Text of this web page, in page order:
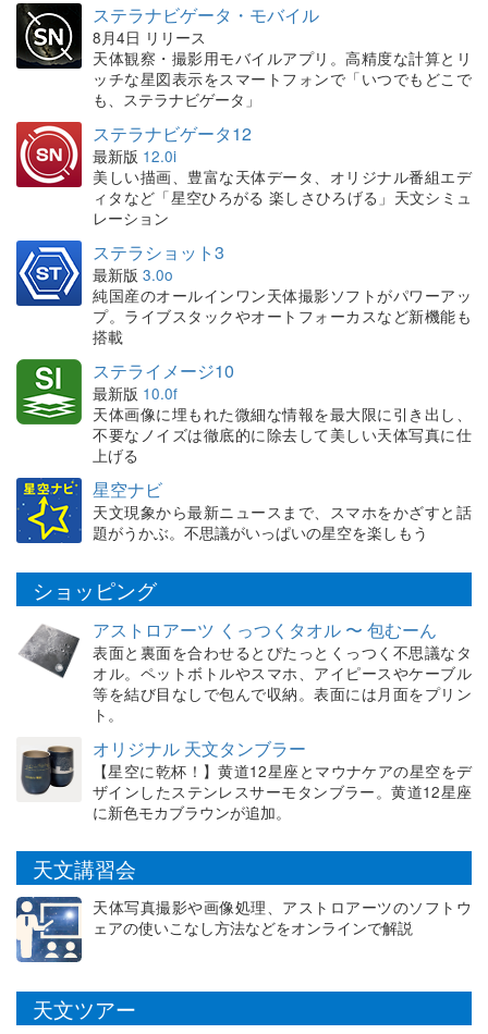
ステラナビゲータ・モバイル
8月4日 リリース
天体観察・撮影用モバイルアプリ。高精度な計算とリ
ッチな星図表示をスマートフォンで「いつでもどこで
も、ステラナビゲータ」
ステラナビゲータ12
最新版 12.0i
美しい描画、豊富な天体データ、オリジナル番組エデ
ィタなど「星空ひろがる 楽しさひろげる」天文シミュ
レーション
ステラショット3
最新版 3.0o
純国産のオールインワン天体撮影ソフトがパワーアッ
プ。ライブスタックやオートフォーカスなど新機能も
搭載
ステライメージ10
最新版 10.0f
天体画像に埋もれた微細な情報を最大限に引き出し、
不要なノイズは徹底的に除去して美しい天体写真に仕
上げる
星空ナビ
天文現象から最新ニュースまで、スマホをかざすと話
題がうかぶ。不思議がいっぱいの星空を楽しもう
ショッピング
アストロアーツ くっつくタオル 〜 包むーん
表面と裏面を合わせるとぴたっとくっつく不思議なタ
オル。ペットボトルやスマホ、アイピースやケーブル
等を結び目なしで包んで収納。表面には月面をプリン
ト。
オリジナル 天文タンブラー
【星空に乾杯！】黄道12星座とマウナケアの星空をデ
ザインしたステンレスサーモタンブラー。黄道12星座
に新色モカブラウンが追加。
天文講習会
天体写真撮影や画像処理、アストロアーツのソフトウ
ェアの使いこなし方法などをオンラインで解説
天文ツアー